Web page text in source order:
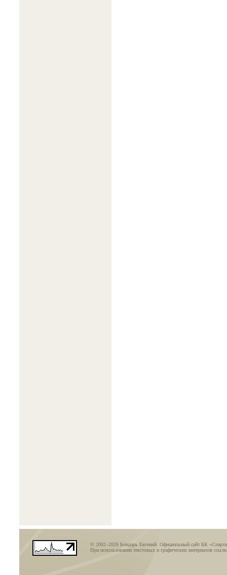
© 2002–2026 Бондарь Евгений. Официальный сайт БК
При использовании текстовых и графических материалов